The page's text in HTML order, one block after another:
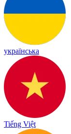
українська
Tiếng Việt